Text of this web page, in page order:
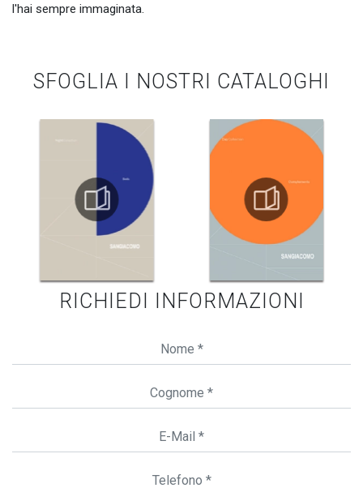
l'hai sempre immaginata.
SFOGLIA I NOSTRI CATALOGHI
RICHIEDI INFORMAZIONI